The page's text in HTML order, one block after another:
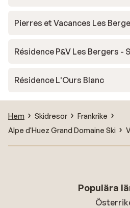
Pierres et Vacances Les
Résidence P&V Les Bergers -
Résidence L'Ours Blanc
Hem Skidresor
Frankrike
Alpe d'Huez Grand Domaine Ski
Populära